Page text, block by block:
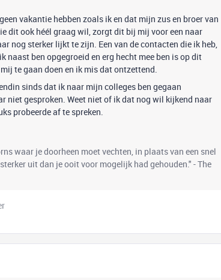
vakantie hebben zoals ik en dat mijn zus en broer van
dit ook héél graag wil, zorgt dit bij mij voor een naar
nog sterker lijkt te zijn. Een van de contacten die ik heb,
naast ben opgegroeid en erg hecht mee ben is op dit
te gaan doen en ik mis dat ontzettend.
sinds dat ik naar mijn colleges ben gegaan
niet gesproken. Weet niet of ik dat nog wil kijkend naar
probeerde af te spreken.
waar je doorheen moet vechten, in plaats van een snel
uit dan je ooit voor mogelijk had gehouden." - The